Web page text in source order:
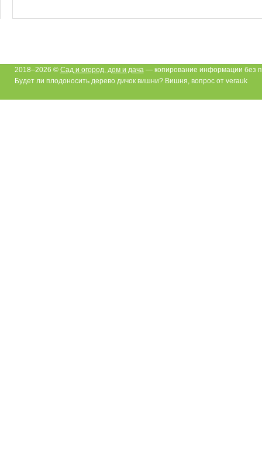
2018–2026 © Сад и огород, дом и дача— копирование информации без
Будет ли плодоносить дерево дичок вишни? Вишня, вопрос от verauk